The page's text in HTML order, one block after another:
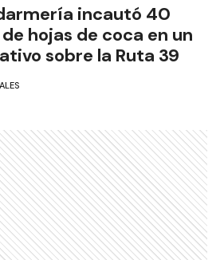
incautó 40
hojas de coca en un
sobre la Ruta 39